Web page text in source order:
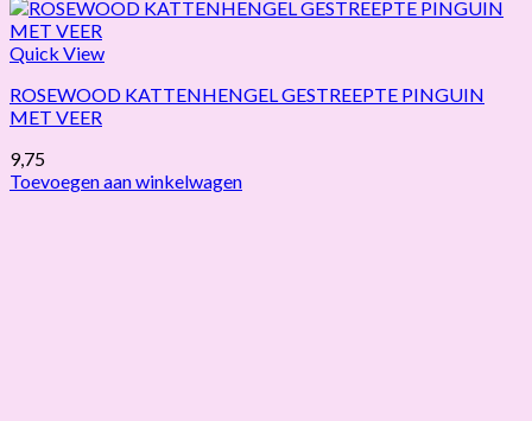
Quick View
ROSEWOOD KATTENHENGEL GESTREEPTE PINGUIN
MET VEER
9,75
Toevoegen aan winkelwagen